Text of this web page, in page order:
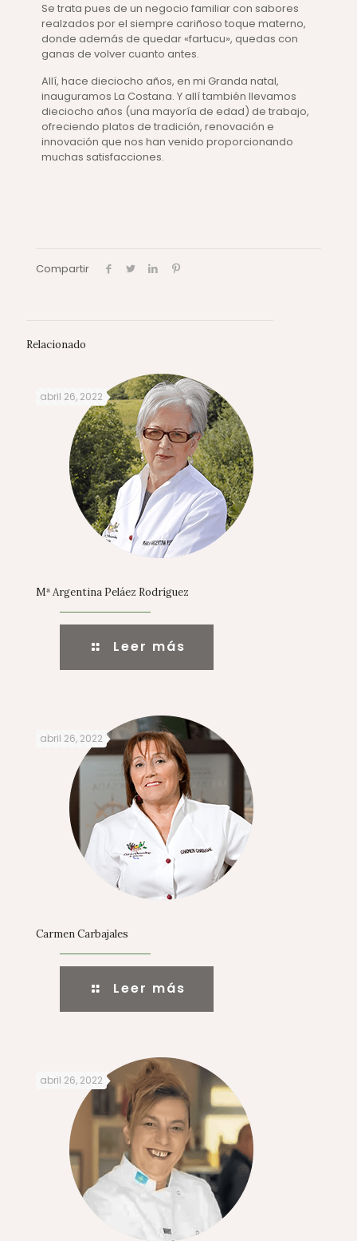
Se trata pues de un negocio familiar con sabores
realzados por el siempre cariñoso toque materno,
donde además de quedar «fartucu», quedas con
ganas de volver cuanto antes.
Allí, hace dieciocho años, en mi Granda natal,
inauguramos La Costana. Y allí también llevamos
dieciocho años (una mayoría de edad) de trabajo,
ofreciendo platos de tradición, renovación e
innovación que nos han venido proporcionando
muchas satisfacciones.
Compartir
Relacionado
abril 26, 2022
Mª Argentina Peláez Rodríguez
Leer más
abril 26, 2022
Carmen Carbajales
Leer más
abril 26, 2022